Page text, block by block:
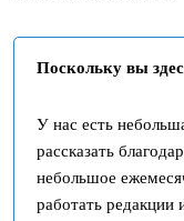
Поскольку вы
У нас есть
рассказать
небольшое
работать редакции